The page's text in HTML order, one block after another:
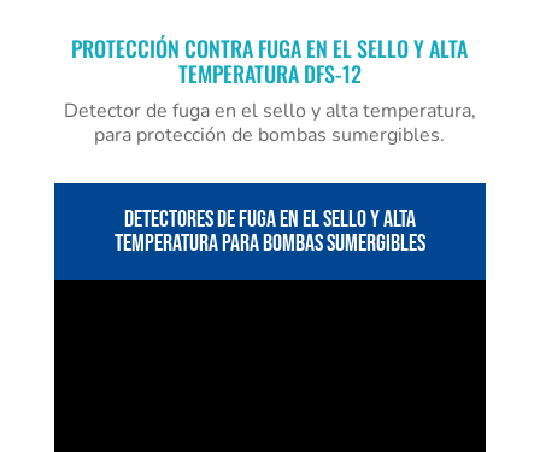
PROTECCIÓN CONTRA FUGA EN EL SELLO Y ALTA
TEMPERATURA DFS-12
Detector de fuga en el sello y alta temperatura,
para protección de bombas sumergibles.
DETECTORES DE FUGA EN EL SELLO Y ALTA
TEMPERATURA PARA BOMBAS SUMERGIBLES